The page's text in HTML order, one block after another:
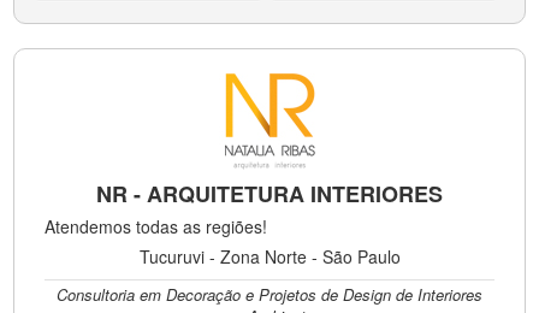
NR - ARQUITETURA INTERIORES
Atendemos todas as regiões!
Tucuruvi - Zona Norte - São Paulo
Consultoria em Decoração e Projetos de Design de Interiores